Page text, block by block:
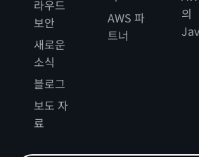
라우드
보안
새로운
소식
블로그
보도 자
료
AWS 파
트너
의